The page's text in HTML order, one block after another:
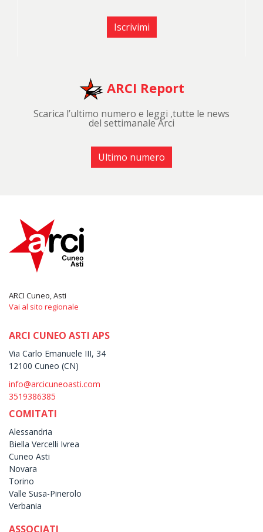
Iscrivimi
ARCI Report
Scarica l’ultimo numero e leggi ,tutte le news
del settimanale Arci
Ultimo numero
ARCI Cuneo, Asti
Vai al sito regionale
ARCI CUNEO ASTI APS
Via Carlo Emanuele III, 34
12100 Cuneo (CN)
info@arcicuneoasti.com
3519386385
COMITATI
Alessandria
Biella Vercelli Ivrea
Cuneo Asti
Novara
Torino
Valle Susa-Pinerolo
Verbania
ASSOCIATI